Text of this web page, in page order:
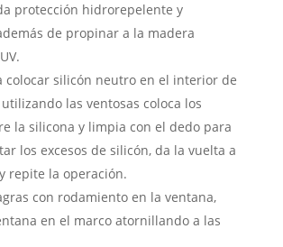
protección hidrorepelente y
de propinar a la madera
colocar silicón neutro en el interior de
las ventosas coloca los
la silicona y limpia con el dedo para
los excesos de silicón, da la vuelta a
repite la operación.
con rodamiento en la ventana,
en el marco atornillando a las